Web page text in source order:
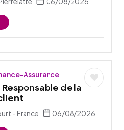
Assurance
de la
- France 06/08/2026